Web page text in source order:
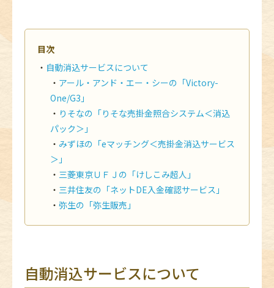
目次
自動消込サービスについて
アール・アンド・エー・シーの「Victory-
One/G3」
りそなの「りそな売掛金照合システム＜消込
パック＞」
みずほの「eマッチング＜売掛金消込サービス
＞」
三菱東京ＵＦＪの「けしこみ超人」
三井住友の「ネットDE入金確認サービス」
弥生の「弥生販売」
自動消込サービスについて